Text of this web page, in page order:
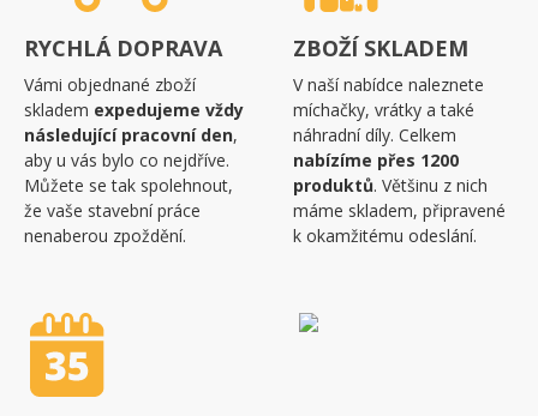
RYCHLÁ DOPRAVA
Vámi objednané zboží
skladem expedujeme vždy
následující pracovní den,
aby u vás bylo co nejdříve.
Můžete se tak spolehnout,
že vaše stavební práce
nenaberou zpoždění.
ZBOŽÍ SKLADEM
V naší nabídce naleznete
míchačky, vrátky a také
náhradní díly. Celkem
nabízíme přes 1200
produktů. Většinu z nich
máme skladem, připravené
k okamžitému odeslání.